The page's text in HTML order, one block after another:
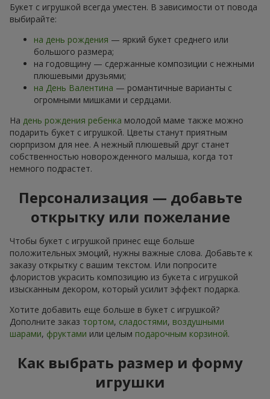
Букет с игрушкой всегда уместен. В зависимости от повода
выбирайте:
на день рождения — яркий букет среднего или
большого размера;
на годовщину — сдержанные композиции с нежными
плюшевыми друзьями;
на День Валентина — романтичные варианты с
огромными мишками и сердцами.
На день рождения ребенка молодой маме также можно
подарить букет с игрушкой. Цветы станут приятным
сюрпризом для нее. А нежный плюшевый друг станет
собственностью новорожденного малыша, когда тот
немного подрастет.
Персонализация — добавьте
открытку или пожелание
Чтобы букет с игрушкой принес еще больше
положительных эмоций, нужны важные слова. Добавьте к
заказу открытку с вашим текстом. Или попросите
флористов украсить композицию из букета с игрушкой
изысканным декором, который усилит эффект подарка.
Хотите добавить еще больше в букет с игрушкой?
Дополните заказ тортом, сладостями, воздушными
шарами, фруктами или целым подарочным корзиной.
Как выбрать размер и форму
игрушки